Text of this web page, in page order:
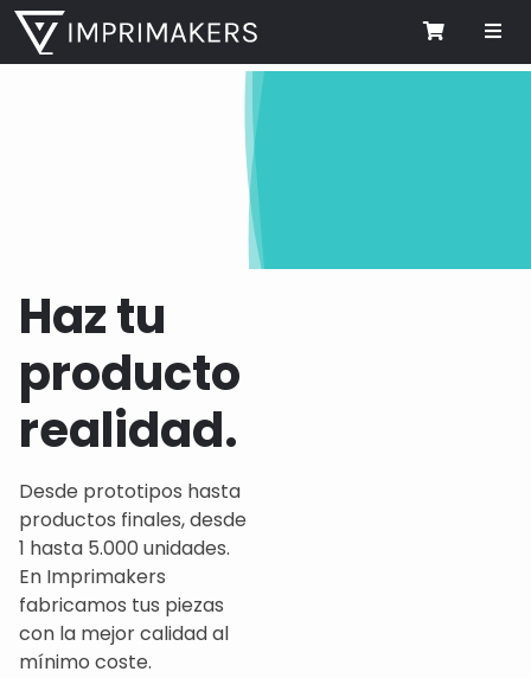
Cart
Haz tu
producto
realidad.
Desde prototipos hasta
productos finales, desde
1 hasta 5.000 unidades.
En Imprimakers
fabricamos tus piezas
con la mejor calidad al
mínimo coste.